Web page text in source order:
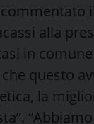
alla
in
questo
la